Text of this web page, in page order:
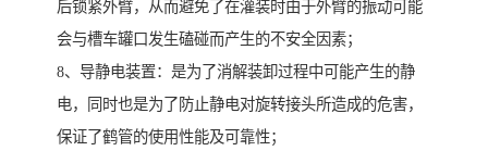
后锁紧外臂，从而避免了在灌装时由于外臂的振动可能
会与槽车罐口发生磕碰而产生的不安全因素；
8、导静电装置：是为了消解装卸过程中可能产生的静
电，同时也是为了防止静电对旋转接头所造成的危害，
保证了鹤管的使用性能及可靠性；